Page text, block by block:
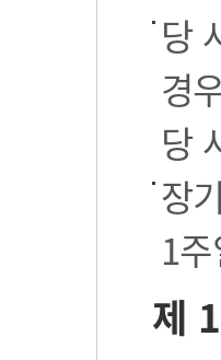
당
경
당
장
1
제